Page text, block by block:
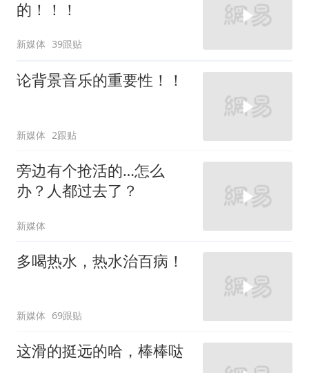
的！！！
新媒体 39跟贴
论背景音乐的重要性！！
新媒体 2跟贴
旁边有个抢活的…怎么
办？人都过去了？
新媒体
多喝热水，热水治百病！
新媒体 69跟贴
这滑的挺远的哈，棒棒哒